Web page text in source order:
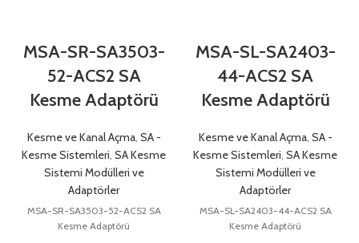
MSA-SR-SA3503-
52-ACS2 SA
Kesme Adaptörü
Kesme ve Kanal Açma, SA -
Kesme Sistemleri, SA Kesme
Sistemi Modülleri ve
Adaptörler
MSA-SR-SA3503-52-ACS2 SA
Kesme Adaptörü
MSA-SL-SA2403-
44-ACS2 SA
Kesme Adaptörü
Kesme ve Kanal Açma, SA -
Kesme Sistemleri, SA Kesme
Sistemi Modülleri ve
Adaptörler
MSA-SL-SA2403-44-ACS2 SA
Kesme Adaptörü